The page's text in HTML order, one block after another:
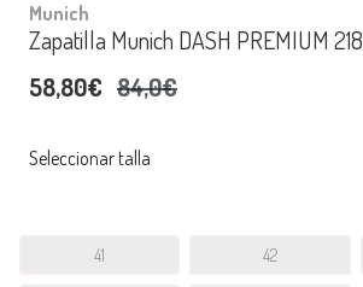
Munich
Zapatilla Munich DASH PREMIUM 218
58,80€ 84,0€
Seleccionar talla
41 42